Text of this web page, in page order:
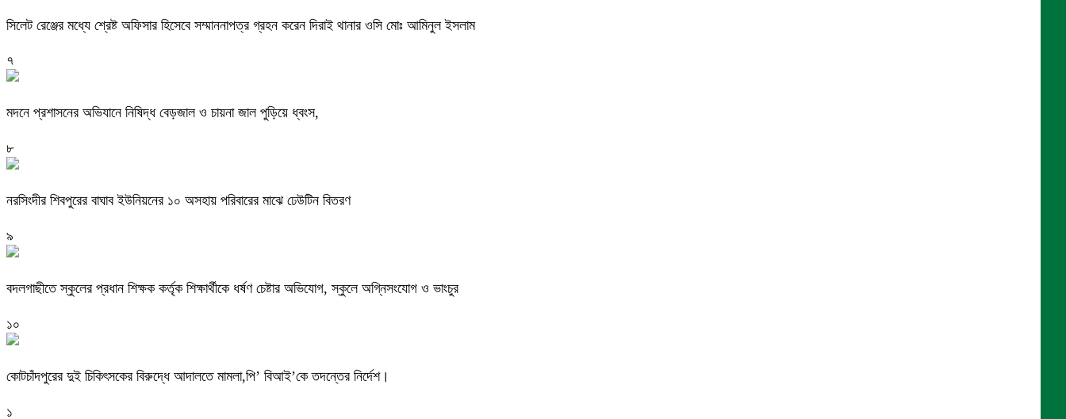
সিলেট রেঞ্জের মধ্যে শ্রেষ্ট অফিসার হিসেবে সম্মাননাপত্র গ্রহন করেন দিরাই থানার ওসি মোঃ আমিনুল ইসলাম
৭
মদনে প্রশাসনের অভিযানে নিষিদ্ধ বেড়জাল ও চায়না জাল পুড়িয়ে ধ্বংস,
৮
নরসিংদীর শিবপুরের বাঘাব ইউনিয়নের ১০ অসহায় পরিবারের মাঝে ঢেউটিন বিতরণ
৯
বদলগাছীতে স্কুলের প্রধান শিক্ষক কর্তৃক শিক্ষার্থীকে ধর্ষণ চেষ্টার অভিযোগ, স্কুলে অগ্নিসংযোগ ও ভাংচুর
১০
কোটচাঁদপুরের দুই চিকিৎসকের বিরুদ্ধে আদালতে মামলা,পি’ বিআই’কে তদন্তের নির্দেশ।
১